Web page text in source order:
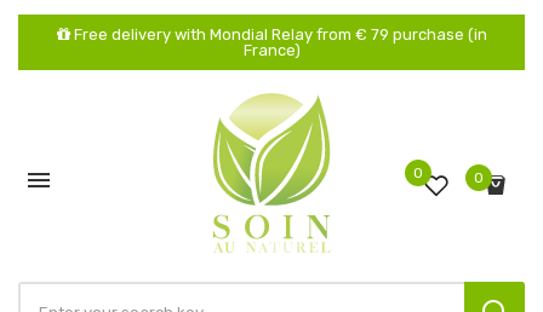
Free delivery with Mondial Relay from € 79 purchase (in
France)
 0 0